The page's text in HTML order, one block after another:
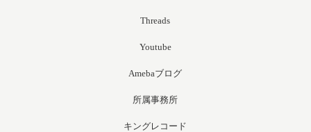
Threads
Youtube
Amebaブログ
所属事務所
キングレコード